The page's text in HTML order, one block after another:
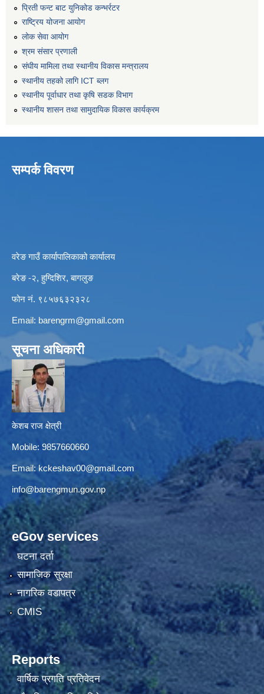
प्रिती फन्ट बाट युनिकोड कन्भर्रटर
राष्ट्रिय योजना आयोग
लोक सेवा आयोग
श्रम संसार प्रणाली
संघीय मामिला तथा स्थानीय विकास मन्त्रालय
स्थानीय तहको लागि ICT ब्लग
स्थानीय पूर्वाधार तथा कृषि सडक विभाग
स्थानीय शासन तथा सामुदायिक विकास कार्यक्रम
सम्पर्क विवरण
वरेङ गाउँ कार्यापालिकाको कार्यालय
बरेङ -२, हुग्दिशिर, बागलुङ
फोन नं. ९८५७६३२३२८
Email: barengrm@gmail.com
सूचना अधिकारी
केशब राज क्षेत्री
Mobile: 9857660660
Email: kckeshav00@gmail.com
info@barengmun.gov.np
eGov services
घटना दर्ता
सामाजिक सुरक्षा
नागरिक वडापत्र
CMIS
Reports
वार्षिक प्रगति प्रतिवेदन